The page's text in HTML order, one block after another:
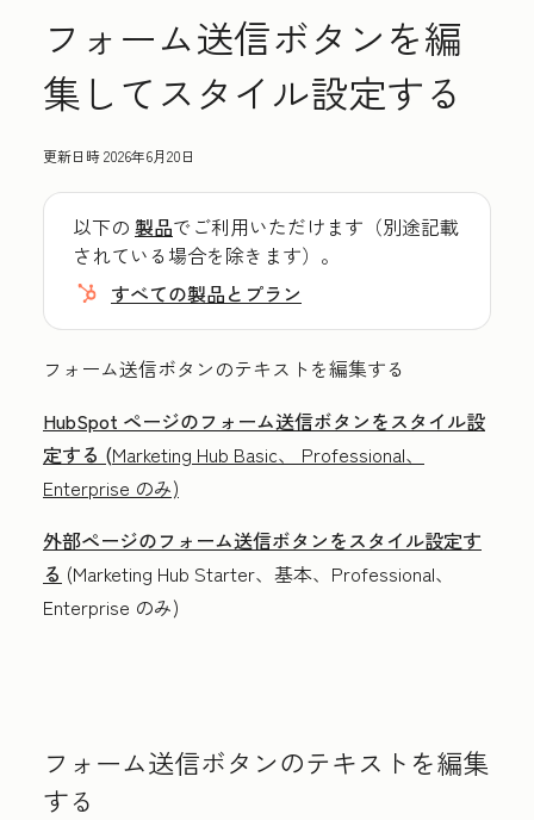
フォーム送信ボタンを編
集してスタイル設定する
更新日時2026年6月20日
以下の 製品でご利用いただけます（別途記載
されている場合を除きます）。
すべての製品とプラン
フォーム送信ボタンのテキストを編集する
HubSpot ページのフォーム送信ボタンをスタイル設
定する (Marketing Hub Basic、 Professional、
Enterprise のみ)
外部ページのフォーム送信ボタンをスタイル設定す
る (Marketing Hub Starter、 基本、 Professional、
Enterprise のみ)
フォーム送信ボタンのテキストを編集
する